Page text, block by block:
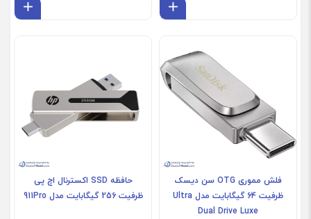
فلش مموری OTG سن دیسک
ظرفیت 64 گیگابایت مدل Ultra
Dual Drive Luxe
حافظه SSD اکسترنال اچ پی
ظرفیت 256 گیگابایت مدل 911Pro